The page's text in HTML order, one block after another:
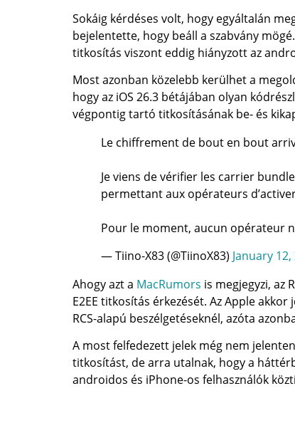
Sokáig kérdéses volt, hogy egyáltalán
bejelentette, hogy beáll a szabvány
titkosítás viszont eddig hiányzott az
Most azonban közelebb kerülhet a
hogy az iOS 26.3 bétájában olyan
végpontig tartó titkosításának be- és
Le chiffrement de bout en bout
Je viens de vérifier les carrier
permettant aux opérateurs
Pour le moment, aucun opérateur
— Tiino-X83 (@TiinoX83) January 12,
Ahogy azt a MacRumors is megjegyzi, az
E2EE titkosítás érkezését. Az Apple
RCS-alapú beszélgetéseknél, azóta
A most felfedezett jelek még nem
titkosítást, de arra utalnak, hogy a
androidos és iPhone-os felhasználók